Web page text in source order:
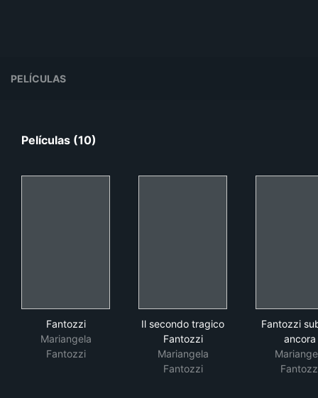
PELÍCULAS
Películas (10)
Fantozzi
Mariangela
Fantozzi
Il secondo tragico
Fantozzi
Mariangela
Fantozzi
Fantozzi
ancora